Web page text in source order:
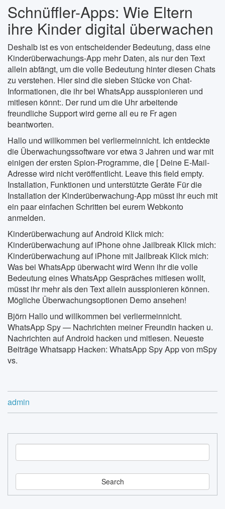
Schnüffler-Apps: Wie Eltern
ihre Kinder digital überwachen
Deshalb ist es von entscheidender Bedeutung, dass eine
Kinderüberwachungs-App mehr Daten, als nur den Text
allein abfängt, um die volle Bedeutung hinter diesen Chats
zu verstehen. Hier sind die sieben Stücke von Chat-
Informationen, die ihr bei WhatsApp ausspionieren und
mitlesen könnt:. Der rund um die Uhr arbeitende
freundliche Support wird gerne all eu re Fr agen
beantworten.
Hallo und willkommen bei verliermeinnicht. Ich entdeckte
die Überwachungssoftware vor etwa 3 Jahren und war mit
einigen der ersten Spion-Programme, die [ Deine E-Mail-
Adresse wird nicht veröffentlicht. Leave this field empty.
Installation, Funktionen und unterstützte Geräte Für die
Installation der Kinderüberwachung-App müsst ihr euch mit
ein paar einfachen Schritten bei eurem Webkonto
anmelden.
Kinderüberwachung auf Android Klick mich:
Kinderüberwachung auf iPhone ohne Jailbreak Klick mich:
Kinderüberwachung auf iPhone mit Jailbreak Klick mich:
Was bei WhatsApp überwacht wird Wenn ihr die volle
Bedeutung eines WhatsApp Gespräches mitlesen wollt,
müsst ihr mehr als den Text allein ausspionieren können.
Mögliche Überwachungsoptionen Demo ansehen!
Björn Hallo und willkommen bei verliermeinnicht.
WhatsApp Spy — Nachrichten meiner Freundin hacken u.
Nachrichten auf Android hacken und mitlesen. Neueste
Beiträge Whatsapp Hacken: WhatsApp Spy App von mSpy
vs.
admin
e
a
r
c